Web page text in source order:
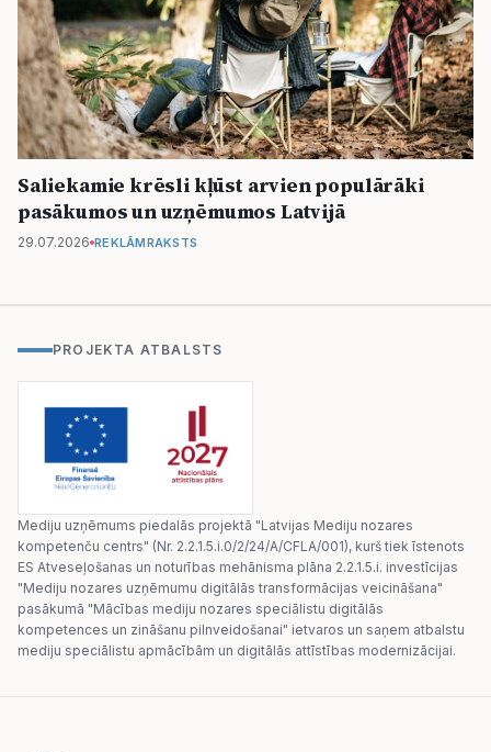
Saliekamie krēsli kļūst arvien populārāki
pasākumos un uzņēmumos Latvijā
29.07.2026 REKLĀMRAKSTS
PROJEKTA ATBALSTS
Mediju uzņēmums piedalās projektā "Latvijas Mediju nozares
kompetenču centrs" (Nr. 2.2.1.5.i.0/2/24/A/CFLA/001), kurš tiek īstenots
ES Atveseļošanas un noturības mehānisma plāna 2.2.1.5.i. investīcijas
"Mediju nozares uzņēmumu digitālās transformācijas veicināšana"
pasākumā "Mācības mediju nozares speciālistu digitālās
kompetences un zināšanu pilnveidošanai" ietvaros un saņem atbalstu
mediju speciālistu apmācībām un digitālās attīstības modernizācijai.